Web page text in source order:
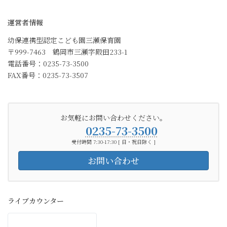
運営者情報
幼保連携型認定こども園三瀬保育園
〒999-7463 鶴岡市三瀬字殿田233-1
電話番号：0235-73-3500
FAX番号：0235-73-3507
お気軽にお問い合わせください。
0235-73-3500
受付時間 7:30-17:30 [ 日・祝日除く ]
お問い合わせ
ライブカウンター